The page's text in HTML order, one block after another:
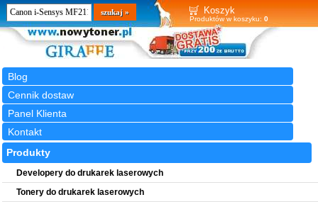
Koszyk
Produktów w koszyku: 0
Blog
Cennik dostaw
Panel Klienta
Kontakt
Wyszukiwarka
szukaj
Produkty
Developery do drukarek laserowych
Tonery do drukarek laserowych